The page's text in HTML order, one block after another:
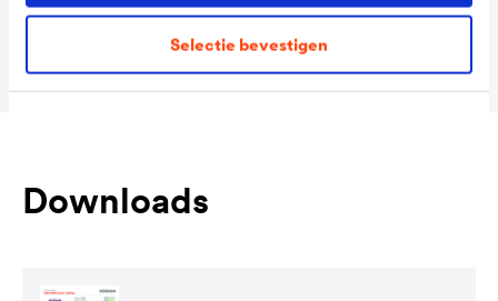
Selectie bevestigen
Packaging Sizes
1,0 L / 2,5 L
Downloads